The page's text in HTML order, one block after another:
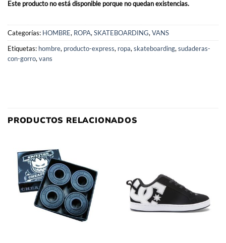
Este producto no está disponible porque no quedan existencias.
Categorías: HOMBRE, ROPA, SKATEBOARDING, VANS
Etiquetas: hombre, producto-express, ropa, skateboarding, sudaderas-
con-gorro, vans
PRODUCTOS RELACIONADOS